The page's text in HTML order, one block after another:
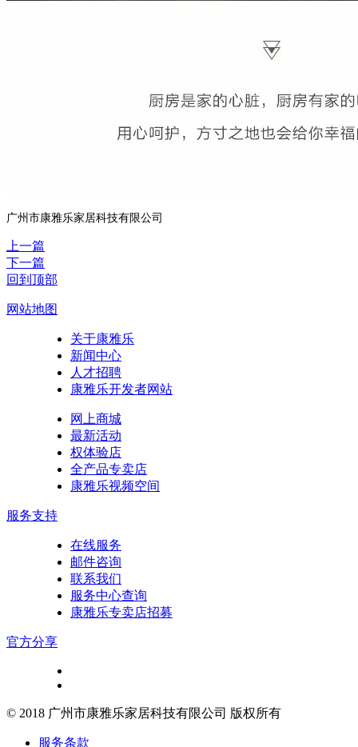
广州市康雅乐家居科技有限公司
上一篇
下一篇
回到顶部
网站地图
关于康雅乐
新闻中心
人才招聘
康雅乐开发者网站
网上商城
最新活动
权体验店
全产品专卖店
康雅乐视频空间
服务支持
在线服务
邮件咨询
联系我们
服务中心查询
康雅乐专卖店招募
官方分享
© 2018 广州市康雅乐家居科技有限公司 版权所有
服务条款